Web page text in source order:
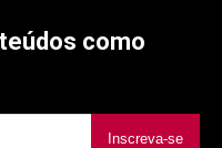
como
Inscreva-se